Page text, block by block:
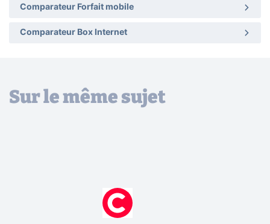
Comparateur Forfait mobile
Comparateur Box Internet
Sur le même sujet